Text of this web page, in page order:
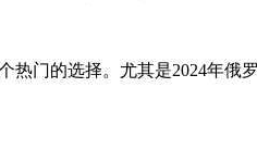
热门的选择。尤其是2024年